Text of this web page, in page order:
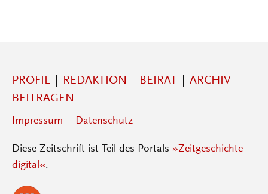
PROFIL REDAKTION BEIRAT
ARCHIV
BEITRAGEN
Impressum Datenschutz
Diese Zeitschrift ist Teil des Portals »Zeitgeschichte
digital«.